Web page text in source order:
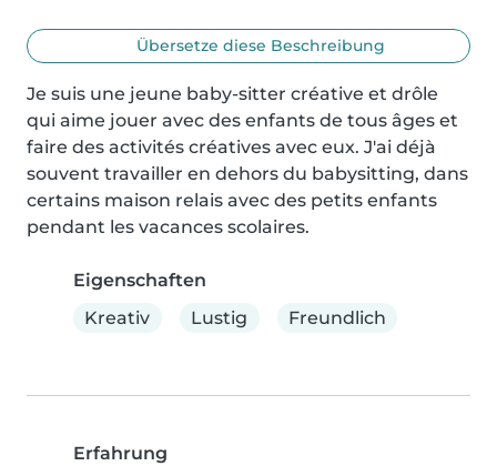
Übersetze diese Beschreibung
Je suis une jeune baby-sitter créative et drôle
qui aime jouer avec des enfants de tous âges et
faire des activités créatives avec eux. J'ai déjà
souvent travailler en dehors du babysitting, dans
certains maison relais avec des petits enfants
pendant les vacances scolaires.
Eigenschaften
Kreativ
Lustig Freundlich
Erfahrung